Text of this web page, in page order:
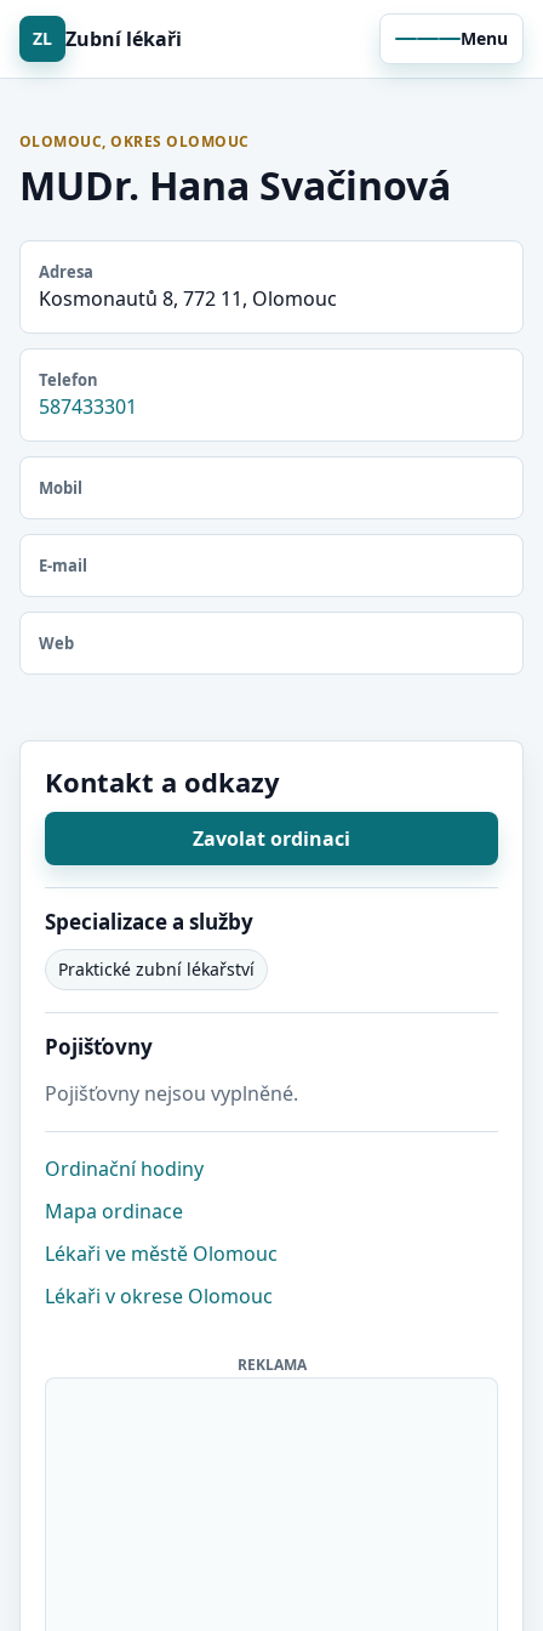
ZL Zubní lékaři Menu
OLOMOUC, OKRES OLOMOUC
MUDr. Hana Svačinová
Adresa
Kosmonautů 8, 772 11, Olomouc
Telefon
587433301
Mobil
E-mail
Web
Kontakt a odkazy
Zavolat ordinaci
Specializace a služby
Praktické zubní lékařství
Pojišťovny
Pojišťovny nejsou vyplněné.
Ordinační hodiny
Mapa ordinace
Lékaři ve městě Olomouc
Lékaři v okrese Olomouc
REKLAMA